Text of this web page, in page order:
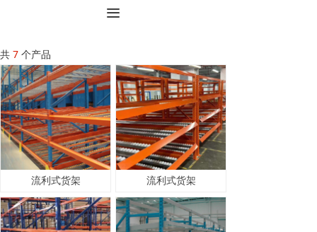
끀
共 7 个产品
流利式货架 流利式货架